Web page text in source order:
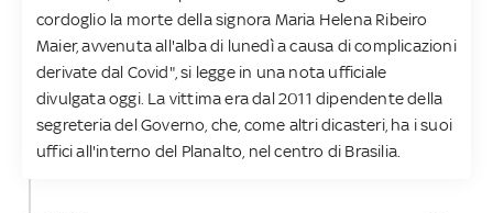
cordoglio la morte della signora Maria Helena Ribeiro
Maier, avvenuta all'alba di lunedì a causa di complicazioni
derivate dal Covid", si legge in una nota ufficiale
divulgata oggi. La vittima era dal 2011 dipendente della
segreteria del Governo, che, come altri dicasteri, ha i suoi
uffici all'interno del Planalto, nel centro di Brasilia.